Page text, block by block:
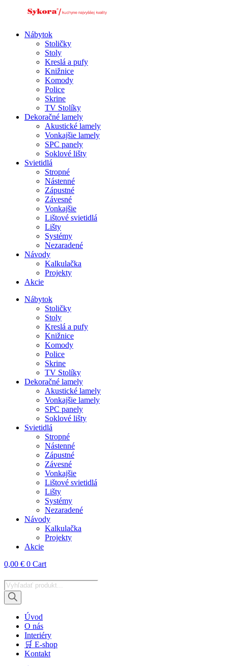
Preskočiť
Nábytok
Stoličky
Stoly
Kreslá a pufy
Knižnice
Komody
Police
Skrine
TV Stolíky
Dekoračné lamely
Akustické lamely
Vonkajšie lamely
SPC panely
Soklové lišty
Svietidlá
Stropné
Nástenné
Zápustné
Závesné
Vonkajšie
Lištové svietidlá
Lišty
Systémy
Nezaradené
Návody
Kalkulačka
Projekty
Akcie
Nábytok
Stoličky
Stoly
Kreslá a pufy
Knižnice
Komody
Police
Skrine
TV Stolíky
Dekoračné lamely
Akustické lamely
Vonkajšie lamely
SPC panely
Soklové lišty
Svietidlá
Stropné
Nástenné
Zápustné
Závesné
Vonkajšie
Lištové svietidlá
Lišty
Systémy
Nezaradené
Návody
Kalkulačka
Projekty
Akcie
0,00 € 0 Cart
Products
search
Úvod
O nás
Interiéry
🛒 E-shop
Kontakt